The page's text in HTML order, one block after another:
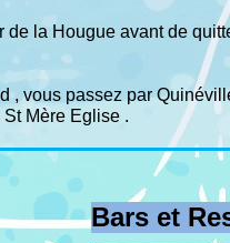
de la Hougue avant de
, vous passez par
Mère Eglise .
Bars et